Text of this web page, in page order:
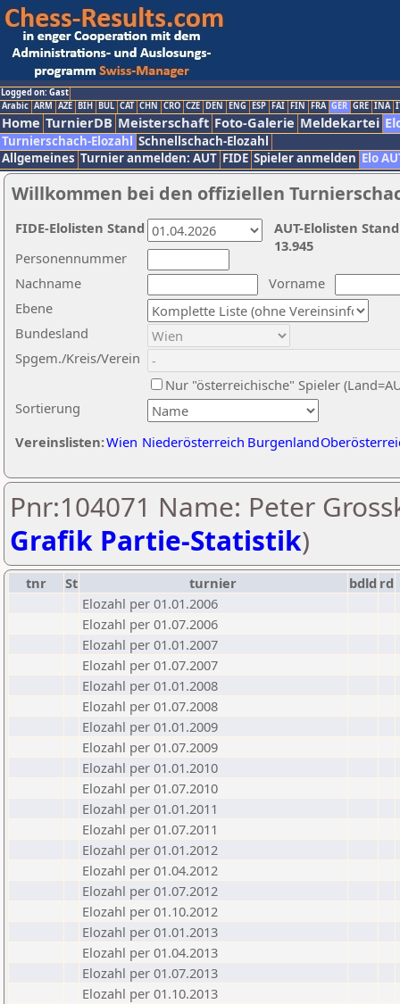
Logged on: Gast
Arabic ARM AZE BIH BUL CAT CHN CRO CZE DEN ENG ESP FAI FIN FRA GER GRE INA
Home TurnierDB Meisterschaft Foto-Galerie Meldekartei
Turnierschach-Elozahl Schnellschach-Elozahl
Allgemeines Turnier anmelden: AUT FIDE Spieler anmelden Elo
Willkommen bei den offiziellen
Nachname
Vorname
Ebene
Sortierung
Personennummer
Bundesland
Spgem./Kreis/Verein
Nur "österreichische" Spieler
Vereinslisten:Wien Niederösterreich Burgenland
AUT-Elolisten
13.945
FIDE-Elolisten Stand
Pnr:104071 Name: Peter
Grafik Partie-Statistik)
tnr St turnier bdld rd
Elozahl per 01.01.2006
Elozahl per 01.07.2006
Elozahl per 01.01.2007
Elozahl per 01.07.2007
Elozahl per 01.01.2008
Elozahl per 01.07.2008
Elozahl per 01.01.2009
Elozahl per 01.07.2009
Elozahl per 01.01.2010
Elozahl per 01.07.2010
Elozahl per 01.01.2011
Elozahl per 01.07.2011
Elozahl per 01.01.2012
Elozahl per 01.04.2012
Elozahl per 01.07.2012
Elozahl per 01.10.2012
Elozahl per 01.01.2013
Elozahl per 01.04.2013
Elozahl per 01.07.2013
Elozahl per 01.10.2013